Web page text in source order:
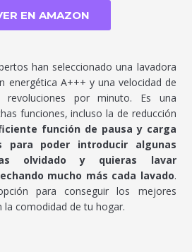
EN AMAZON
han seleccionado una lavadora
energética A+++ y una velocidad de
revoluciones por minuto. Es una
funciones, incluso la de reducción
función de pausa y carga
para poder introducir algunas
olvidado y quieras lavar
mucho más cada lavado.
para conseguir los mejores
la comodidad de tu hogar.